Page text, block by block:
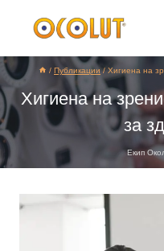
/ Публикации / Хигиена на
Хигиена на
за
Екип